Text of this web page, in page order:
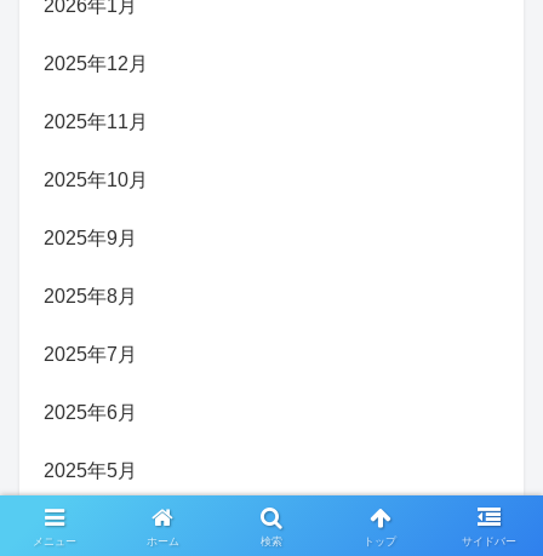
2026年1月
2025年12月
2025年11月
2025年10月
2025年9月
2025年8月
2025年7月
2025年6月
2025年5月
2025年4月
メニュー ホーム 検索 トップ サイドバー